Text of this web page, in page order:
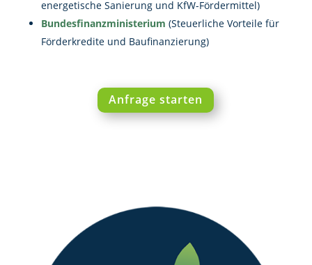
energetische Sanierung und KfW-Fördermittel)
Bundesfinanzministerium (Steuerliche Vorteile für
Förderkredite und Baufinanzierung)
Anfrage starten